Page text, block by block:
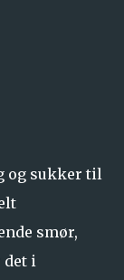
og sukker til
smør,
det i